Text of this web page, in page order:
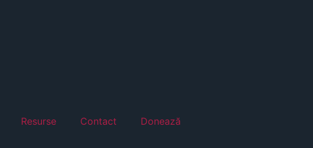
Resurse Contact Donează